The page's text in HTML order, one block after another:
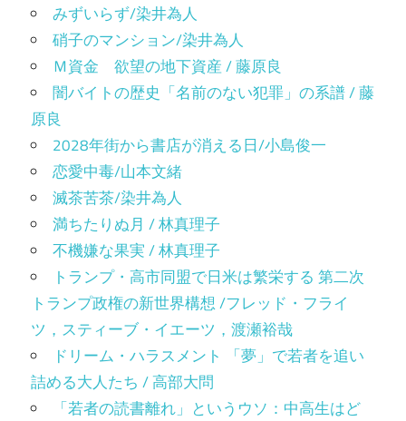
みずいらず/染井為人
硝子のマンション/染井為人
Ｍ資金 欲望の地下資産 / 藤原良
闇バイトの歴史「名前のない犯罪」の系譜 / 藤
原良
2028年街から書店が消える日/小島俊一
恋愛中毒/山本文緒
滅茶苦茶/染井為人
満ちたりぬ月 / 林真理子
不機嫌な果実 / 林真理子
トランプ・高市同盟で日米は繁栄する 第二次
トランプ政権の新世界構想 /フレッド・フライ
ツ，スティーブ・イエーツ，渡瀬裕哉
ドリーム・ハラスメント 「夢」で若者を追い
詰める大人たち / 高部大問
「若者の読書離れ」というウソ：中高生はど